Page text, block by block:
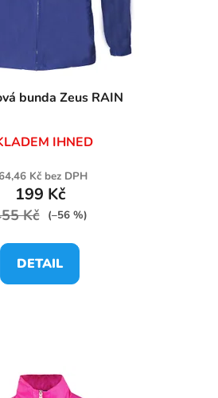
bunda Zeus RAIN
IHNED
Kč bez DPH
199 Kč
Kč (–56 %)
DETAIL